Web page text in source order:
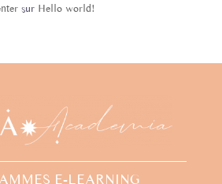
sur Hello world!
E-LEARNING